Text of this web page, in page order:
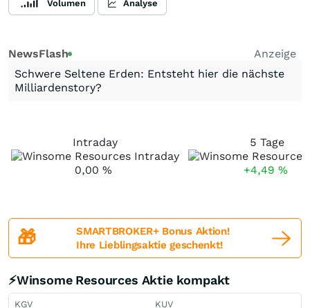
Volumen Analyse
NewsFlash
Anzeige
Schwere Seltene Erden: Entsteht hier die nächste
Milliardenstory?
Intraday
0,00 %
5 Tage
+4,49 %
🎁
SMARTBROKER+ Bonus Aktion!
Ihre Lieblingsaktie geschenkt!
⚡Winsome Resources Aktie kompakt
KGV KUV